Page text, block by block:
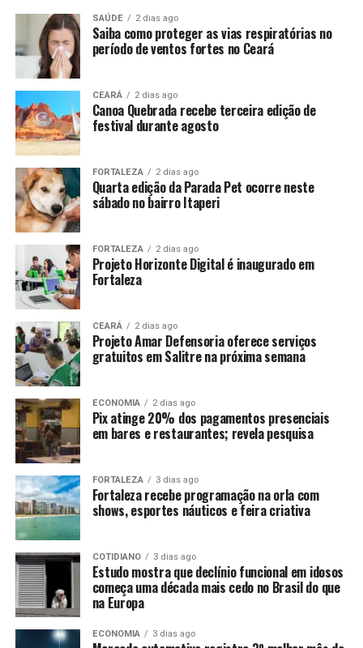
SAÚDE 2 dias ago
Saiba como proteger as vias respiratórias no
período de ventos fortes no Ceará
CEARÁ 2 dias ago
Canoa Quebrada recebe terceira edição de
festival durante agosto
FORTALEZA 2 dias ago
Quarta edição da Parada Pet ocorre neste
sábado no bairro Itaperi
FORTALEZA 2 dias ago
Projeto Horizonte Digital é inaugurado em
Fortaleza
CEARÁ 2 dias ago
Projeto Amar Defensoria oferece serviços
gratuitos em Salitre na próxima semana
ECONOMIA 2 dias ago
Pix atinge 20% dos pagamentos presenciais
em bares e restaurantes; revela pesquisa
FORTALEZA 3 dias ago
Fortaleza recebe programação na orla com
shows, esportes náuticos e feira criativa
COTIDIANO 3 dias ago
Estudo mostra que declínio funcional em idosos
começa uma década mais cedo no Brasil do que
na Europa
ECONOMIA 3 dias ago